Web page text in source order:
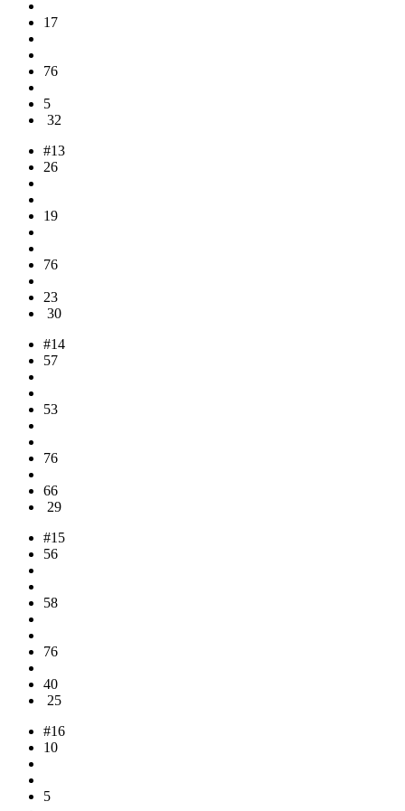
17
76
5
32
#13
26
19
76
23
30
#14
57
53
76
66
29
#15
56
58
76
40
25
#16
10
5